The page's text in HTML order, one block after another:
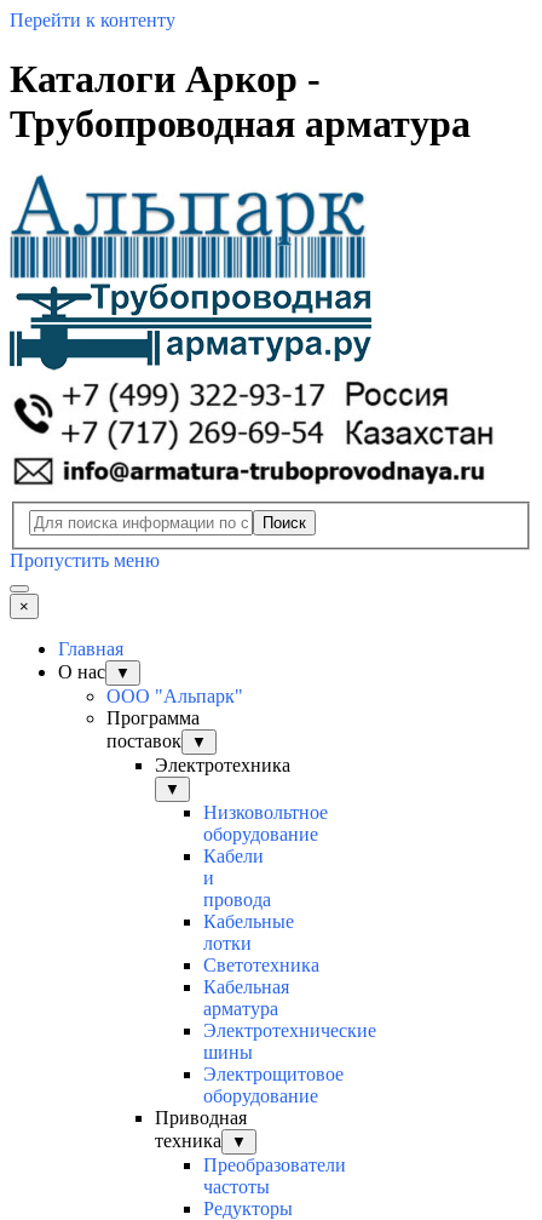
Перейти к контенту
Каталоги Аркор -
Трубопроводная арматура
Поиск
Пропустить меню
×
Главная
О нас
▼
ООО "Альпарк"
Программа
поставок
▼
Электротехника
▼
Низковольтное
оборудование
Кабели
и
провода
Кабельные
лотки
Светотехника
Кабельная
арматура
Электротехнические
шины
Электрощитовое
оборудование
Приводная
техника
▼
Преобразователи
частоты
Редукторы